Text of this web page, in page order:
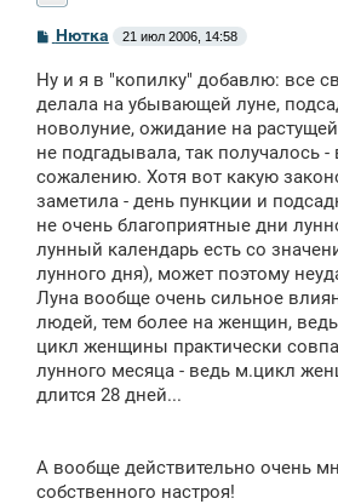
С
о
б
щ
н
и
Нютка 21 июл 2006, 14:58
Ну и я в "копилку" добавлю: все
делала на убывающей луне,
новолуние, ожидание на
не подгадывала, так получалось
сожалению. Хотя вот какую
заметила - день пункции и
не очень благоприятные дни
лунный календарь есть со
лунного дня), может поэтому
Луна вообще очень сильное
людей, тем более на женщин,
цикл женщины практически
лунного месяца - ведь м.цикл
длится 28 дней...
А вообще действительно очень
собственного настроя!